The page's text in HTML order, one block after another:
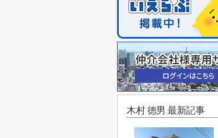
木村 徳男 最新記事